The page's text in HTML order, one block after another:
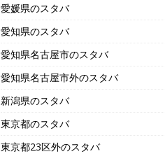
愛媛県のスタバ
愛知県のスタバ
愛知県名古屋市のスタバ
愛知県名古屋市外のスタバ
新潟県のスタバ
東京都のスタバ
東京都23区外のスタバ